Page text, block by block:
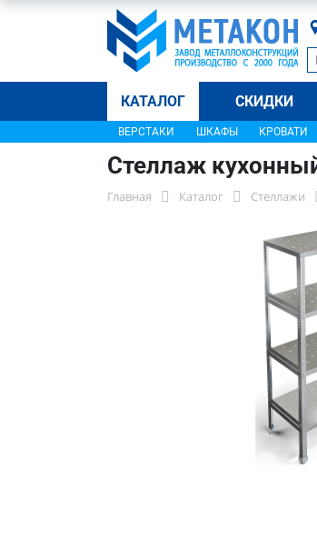
КАТАЛОГ СКИДКИ
ВЕРСТАКИ ШКАФЫ КРОВАТИ
Стеллаж
Главная Каталог Стеллажи